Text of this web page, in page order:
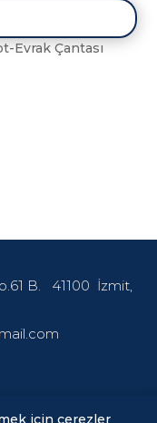
Evrak Çantası
B. 41100 İzmit,
icin cerezler